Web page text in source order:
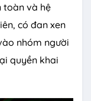
toàn và hệ
có đan xen
nhóm người
quyền khai